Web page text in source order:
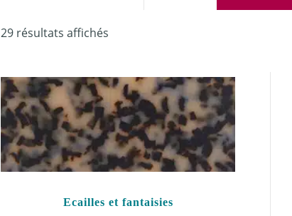
29 résultats affichés
Ecailles et fantaisies